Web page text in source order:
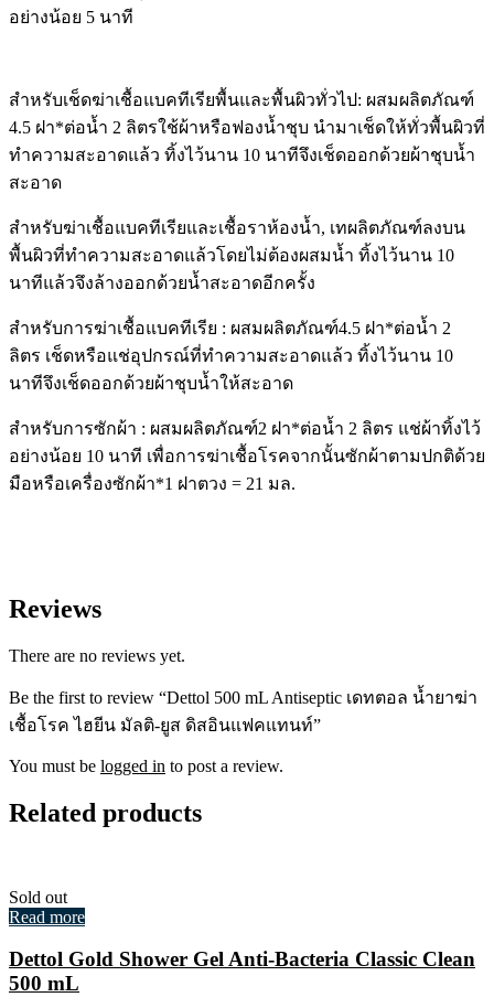
อย่างน้อย 5 นาที
สำหรับเช็ดฆ่าเชื้อแบคทีเรียพื้นและพื้นผิวทั่วไป: ผสมผลิตภัณฑ์
4.5 ฝา*ต่อน้ำ 2 ลิตรใช้ผ้าหรือฟองน้ำชุบ นำมาเช็ดให้ทั่วพื้นผิวที่
ทำความสะอาดแล้ว ทิ้งไว้นาน 10 นาทีจึงเช็ดออกด้วยผ้าชุบน้ำ
สะอาด
สำหรับฆ่าเชื้อแบคทีเรียและเชื้อราห้องน้ำ, เทผลิตภัณฑ์ลงบน
พื้นผิวที่ทำความสะอาดแล้วโดยไม่ต้องผสมน้ำ ทิ้งไว้นาน 10
นาทีแล้วจึงล้างออกด้วยน้ำสะอาดอีกครั้ง
สำหรับการฆ่าเชื้อแบคทีเรีย : ผสมผลิตภัณฑ์4.5 ฝา*ต่อน้ำ 2
ลิตร เช็ดหรือแช่อุปกรณ์ที่ทำความสะอาดแล้ว ทิ้งไว้นาน 10
นาทีจึงเช็ดออกด้วยผ้าชุบน้ำให้สะอาด
สำหรับการซักผ้า : ผสมผลิตภัณฑ์2 ฝา*ต่อน้ำ 2 ลิตร แช่ผ้าทิ้งไว้
อย่างน้อย 10 นาที เพื่อการฆ่าเชื้อโรคจากนั้นซักผ้าตามปกติด้วย
มือหรือเครื่องซักผ้า*1 ฝาตวง = 21 มล.
Reviews
There are no reviews yet.
Be the first to review “Dettol 500 mL Antiseptic เดทตอล น้ำยาฆ่า
เชื้อโรค ไฮยีน มัลติ-ยูส ดิสอินแฟคแทนท์”
You must be logged in to post a review.
Related products
Sold out
Read more
Dettol Gold Shower Gel Anti-Bacteria Classic Clean
500 mL